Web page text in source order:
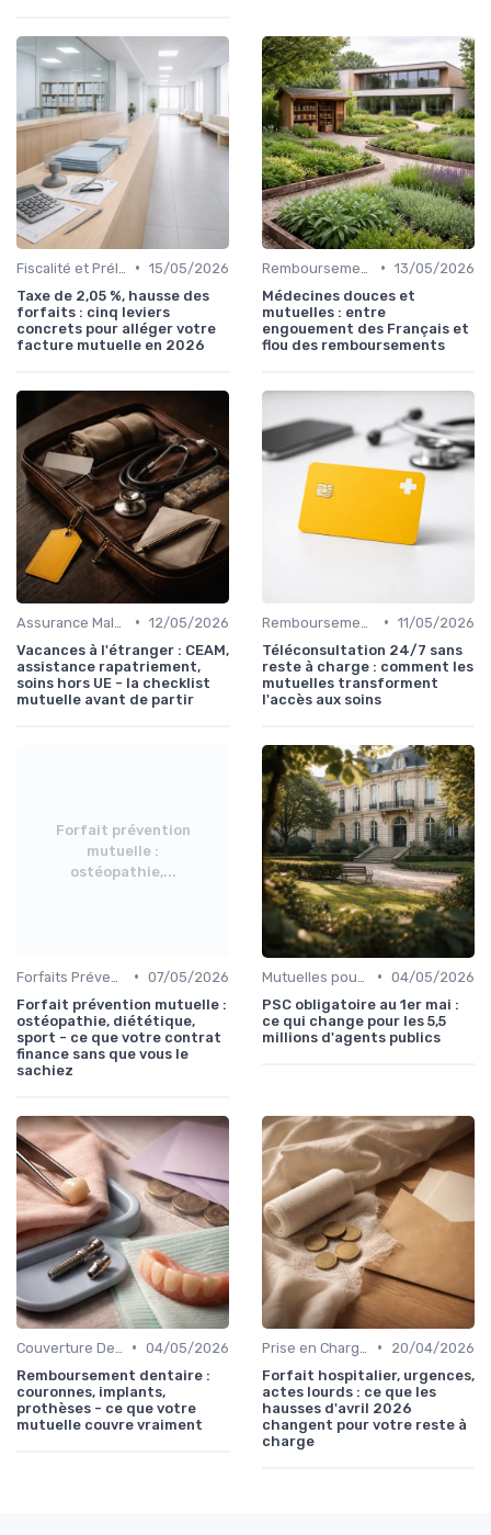
• 15/05/2026
Taxe de 2,05 %, hausse des
forfaits : cinq leviers
concrets pour alléger votre
facture mutuelle en 2026
• 13/05/2026
Médecines douces et
mutuelles : entre
engouement des Français et
flou des remboursements
• 12/05/2026
Vacances à l'étranger : CEAM,
assistance rapatriement,
soins hors UE - la checklist
mutuelle avant de partir
• 11/05/2026
Téléconsultation 24/7 sans
reste à charge : comment les
mutuelles transforment
l'accès aux soins
Forfait prévention
mutuelle :
ostéopathie,...
• 07/05/2026
Forfait prévention mutuelle :
ostéopathie, diététique,
sport - ce que votre contrat
finance sans que vous le
sachiez
• 04/05/2026
PSC obligatoire au 1er mai :
ce qui change pour les 5,5
millions d'agents publics
• 04/05/2026
Remboursement dentaire :
couronnes, implants,
prothèses - ce que votre
mutuelle couvre vraiment
•
20/04/2026
Forfait hospitalier, urgences,
actes lourds : ce que les
hausses d'avril 2026
changent pour votre reste à
charge